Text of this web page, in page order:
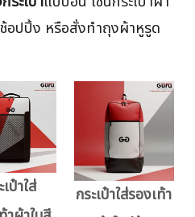
อปปิ้ง หรือสั่งทำถุงผ้าหูรูด
เป๋าใส่
กระเป๋าใส่รองเท้า